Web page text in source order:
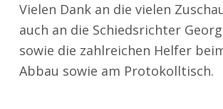
Vielen Dank an die vielen
auch an die Schiedsrichter
sowie die zahlreichen Helfer
Abbau sowie am Protokolltisch.